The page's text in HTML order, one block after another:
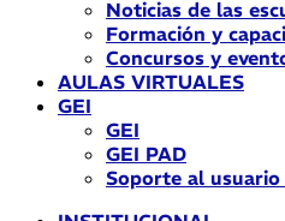
Noticias de las
Formación y
Concursos y
AULAS VIRTUALES
GEI
GEI
GEI PAD
Soporte al usuario